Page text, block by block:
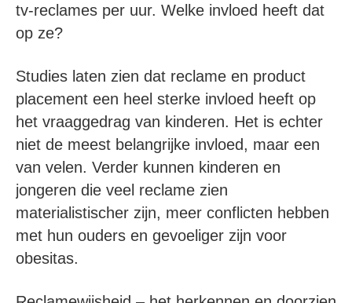
tv-reclames per uur. Welke invloed heeft dat
op ze?
Studies laten zien dat reclame en product
placement een heel sterke invloed heeft op
het vraaggedrag van kinderen. Het is echter
niet de meest belangrijke invloed, maar een
van velen. Verder kunnen kinderen en
jongeren die veel reclame zien
materialistischer zijn, meer conflicten hebben
met hun ouders en gevoeliger zijn voor
obesitas.